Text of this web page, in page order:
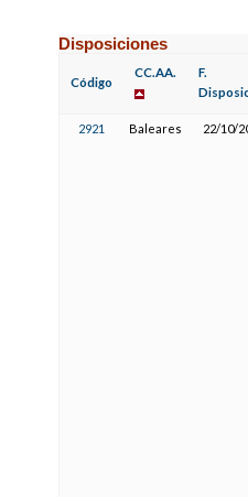
Disposiciones
Código
CC.AA.
F.
2921 Baleares 22/10/